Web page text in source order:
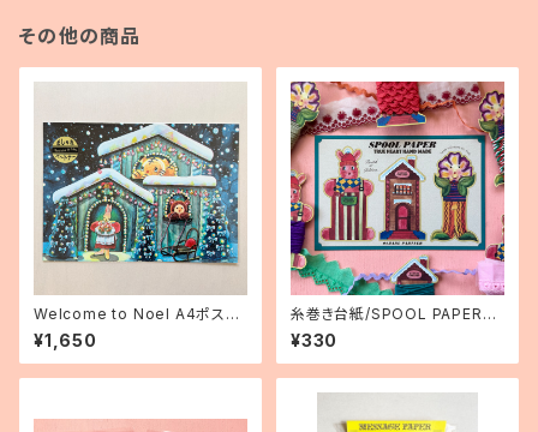
その他の商品
Welcome to Noel A4ポスタ
ー
¥1,650
糸巻き台紙/SPOOL PAPER#0
1 ハガキサイズ 1枚
¥330